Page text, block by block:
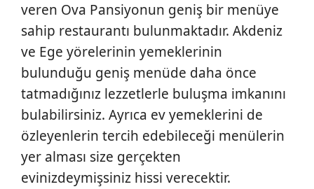
veren Ova Pansiyonun geniş bir menüye
sahip restaurantı bulunmaktadır. Akdeniz
ve Ege yörelerinin yemeklerinin
bulunduğu geniş menüde daha önce
tatmadığınız lezzetlerle buluşma imkanını
bulabilirsiniz. Ayrıca ev yemeklerini de
özleyenlerin tercih edebileceği menülerin
yer alması size gerçekten
evinizdeymişsiniz hissi verecektir.